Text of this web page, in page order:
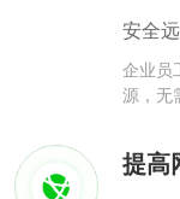
安全
企业员
源，无
提高